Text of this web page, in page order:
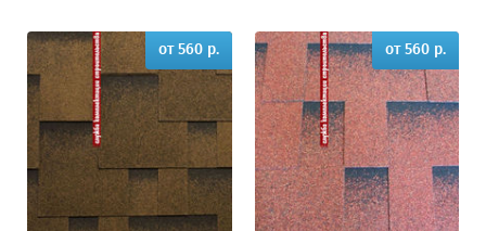
от 560 р. от 560 р.